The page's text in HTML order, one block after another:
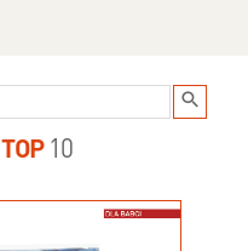
TOP10